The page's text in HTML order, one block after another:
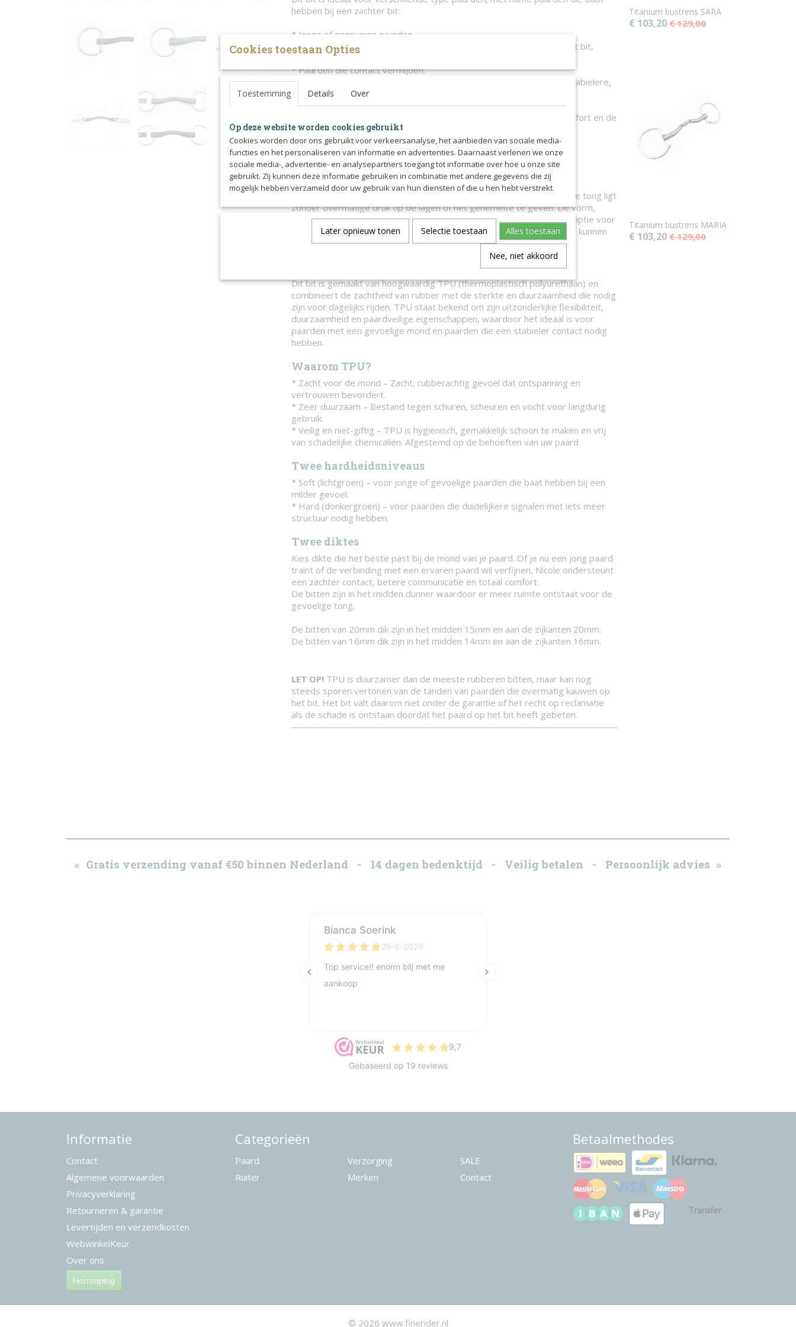
hebben bij een zachter bit:
* Jonge of onervaren paarden.
Andrea is geweldig voor paarden die moeten leren vertrouwen op het bit,
omdat het acceptatie bevordert en spanning vermindert.
* Paarden die contact vermijden.
Het zachte kunststof stimuleert hen om het bit te zoeken, wat een stabielere,
zelfverzekerde verbinding bevordert.
* Paarden met een droge of reactieve mond.
Het materiaal bevordert lossigheid en speekselvorming, wat het comfort en de
focus verbetert.
* Revalidatie of angsttraining.
Ideaal bij het herwinnen van vertrouwen of bij het verwerken van
bitgerelateerde spanning of gedragsproblemen.
Dit mondstuk is iets dunner in het midden, waardoor het zachter op de tong ligt
zonder overmatige druk op de lagen of het gehemelte te geven. De vorm,
gecombineerd met het zachte materiaal, maakt dit bit een geschikte optie voor
paarden met gevoelige lagen en een gevoelig gehemelte die onrustig kunnen
zijn in de mond en aanleuning.
Dit bit is gemaakt van hoogwaardig TPU (thermoplastisch polyurethaan) en
combineert de zachtheid van rubber met de sterkte en duurzaamheid die nodig
zijn voor dagelijks rijden. TPU staat bekend om zijn uitzonderlijke flexibiliteit,
duurzaamheid en paardveilige eigenschappen, waardoor het ideaal is voor
paarden met een gevoelige mond en paarden die een stabieler contact nodig
hebben.
Waarom TPU?
* Zacht voor de mond – Zacht, rubberachtig gevoel dat ontspanning en
vertrouwen bevordert.
* Zeer duurzaam – Bestand tegen schuren, scheuren en vocht voor langdurig
gebruik.
* Veilig en niet-giftig – TPU is hygiënisch, gemakkelijk schoon te maken en vrij
van schadelijke chemicaliën. Afgestemd op de behoeften van uw paard
Twee hardheidsniveaus
* Soft (lichtgroen) – voor jonge of gevoelige paarden die baat hebben bij een
milder gevoel.
* Hard (donkergroen) – voor paarden die duidelijkere signalen met iets meer
structuur nodig hebben.
Twee diktes
Kies dikte die het beste past bij de mond van je paard. Of je nu een jong paard
traint of de verbinding met een ervaren paard wil verfijnen, Nicole ondersteunt
een zachter contact, betere communicatie en totaal comfort.
De bitten zijn in het midden dunner waardoor er meer ruimte ontstaat voor de
gevoelige tong.
De bitten van 20mm dik zijn in het midden 15mm en aan de zijkanten 20mm.
De bitten van 16mm dik zijn in het midden 14mm en aan de zijkanten 16mm.
LET OP! TPU is duurzamer dan de meeste rubberen bitten, maar kan nog
steeds sporen vertonen van de tanden van paarden die overmatig kauwen op
het bit. Het bit valt daarom niet onder de garantie of het recht op reclamatie
als de schade is ontstaan ​​doordat het paard op het bit heeft gebeten.
Titanium bustrens SARA
€ 103,20 € 129,00
Titanium bustrens MARIA
€ 103,20 € 129,00
« Gratis verzending vanaf €50 binnen Nederland - 14 dagen bedenktijd - Veilig betalen - Persoonlijk advies »
Informatie
Contact
Algemene voorwaarden
Privacyverklaring
Retourneren & garantie
Levertijden en verzendkosten
WebwinkelKeur
Over ons
Herroeping
Categorieën
Paard
Ruiter
Verzorging
Merken
SALE
Contact
Betaalmethodes
© 2026 www.finerider.nl
Cookies toestaan Opties
Toestemming Details Over
Op deze website worden cookies gebruikt
Cookies worden door ons gebruikt voor verkeersanalyse, het aanbieden van sociale media-
functies en het personaliseren van informatie en advertenties. Daarnaast verlenen we onze
sociale media-, advertentie- en analysepartners toegang tot informatie over hoe u onze site
gebruikt. Zij kunnen deze informatie gebruiken in combinatie met andere gegevens die zij
mogelijk hebben verzameld door uw gebruik van hun diensten of die u hen hebt verstrekt.
Later opnieuw tonen Selectie toestaan Alles toestaan
Nee, niet akkoord